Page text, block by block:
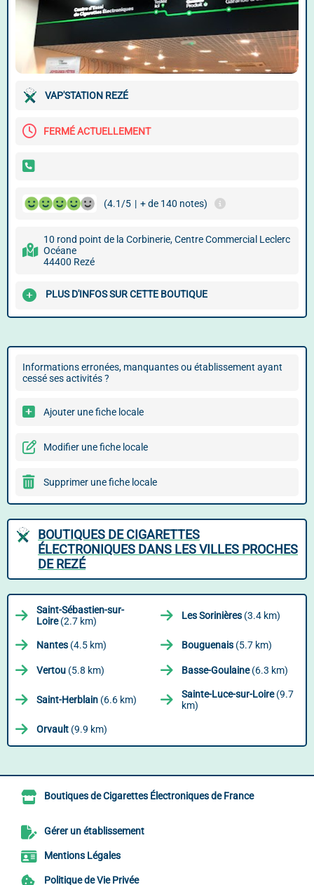
VAP'STATION REZÉ
FERMÉ ACTUELLEMENT
(4.1/5 | + de 140 notes)
10 rond point de la Corbinerie, Centre Commercial Leclerc
Océane
44400 Rezé
PLUS D'INFOS SUR CETTE BOUTIQUE
Informations erronées, manquantes ou établissement ayant
cessé ses activités ?
Ajouter une fiche locale
Modifier une fiche locale
Supprimer une fiche locale
BOUTIQUES DE CIGARETTES
ÉLECTRONIQUES DANS LES VILLES PROCHES
DE REZÉ
Saint-Sébastien-sur-
Loire(2.7 km) Les Sorinières (3.4 km)
Nantes (4.5 km) Bouguenais (5.7 km)
Vertou (5.8 km) Basse-Goulaine(6.3 km)
Saint-Herblain (6.6 km) Sainte-Luce-sur-Loire(9.7
km)
Orvault (9.9 km)
Boutiques de Cigarettes Électroniques de France
Gérer un établissement
Mentions Légales
Politique de Vie Privée